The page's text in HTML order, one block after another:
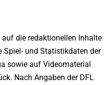
die redaktionellen Inhalte
Spiel- und Statistikdaten der
sowie auf Videomaterial
Nach Angaben der DFL